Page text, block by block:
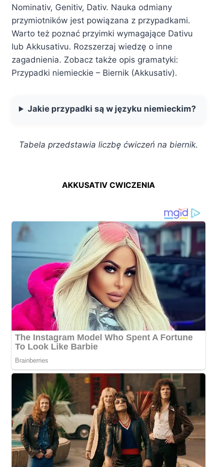
Nominativ, Genitiv, Dativ. Nauka odmiany
przymiotników jest powiązana z przypadkami.
Warto też poznać przyimki wymagające Dativu
lub Akkusativu. Rozszerzaj wiedzę o inne
zagadnienia. Zobacz także opis gramatyki:
Przypadki niemieckie – Biernik (Akkusativ).
Jakie przypadki są w języku niemieckim?
Tabela przedstawia liczbę ćwiczeń na biernik.
AKKUSATIV CWICZENIA